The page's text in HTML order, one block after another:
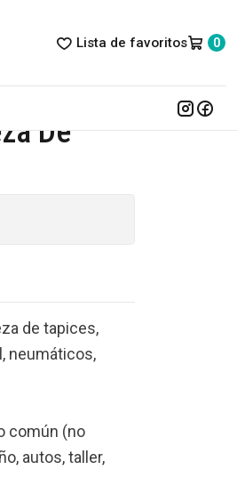
Lista de favoritos 0
De
de tapices,
neumáticos,
común (no
autos, taller,